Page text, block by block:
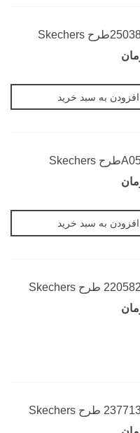
افزودن به سبد خرید
افزودن به سبد خرید